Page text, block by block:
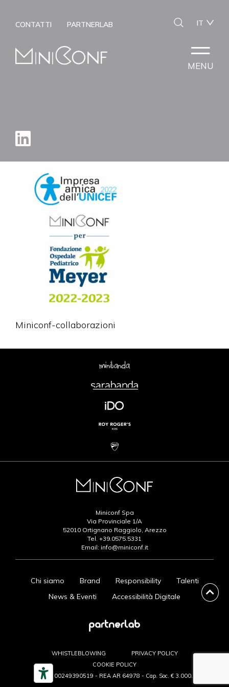
CONTATTI IT
PARTNERLAB
MENU
Miniconf-collaborazioni
Miniconf Spa
Via Provinciale 1/A
52010 Ortignano Raggiolo, Arezzo
Tel. +39.0575.5331
Email: info@miniconf.it
Chi siamo Brand Responsibility
Talenti
News & Eventi
Accessibilità Digitale
WHISTLEBLOWING
PRIVACY POLICY
COOKIE POLICY
P.IVA 00249390519 - REA AR 64978 - Cap. Soc. € 3.000.000